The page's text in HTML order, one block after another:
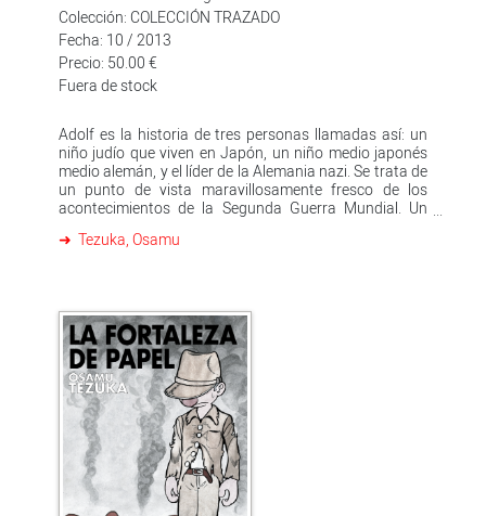
Colección: COLECCIÓN TRAZADO
Fecha: 10 / 2013
Precio: 50.00 €
Fuera de stock
Adolf es la historia de tres personas llamadas así: un
niño judío que viven en Japón, un niño medio japonés
medio alemán, y el líder de la Alemania nazi. Se trata de
un punto de vista maravillosamente fresco de los
acontecimientos de la Segunda Guerra Mundial. Un
manga, Osamu Tezuka, en dos magníficos volúmenes
Tezuka, Osamu